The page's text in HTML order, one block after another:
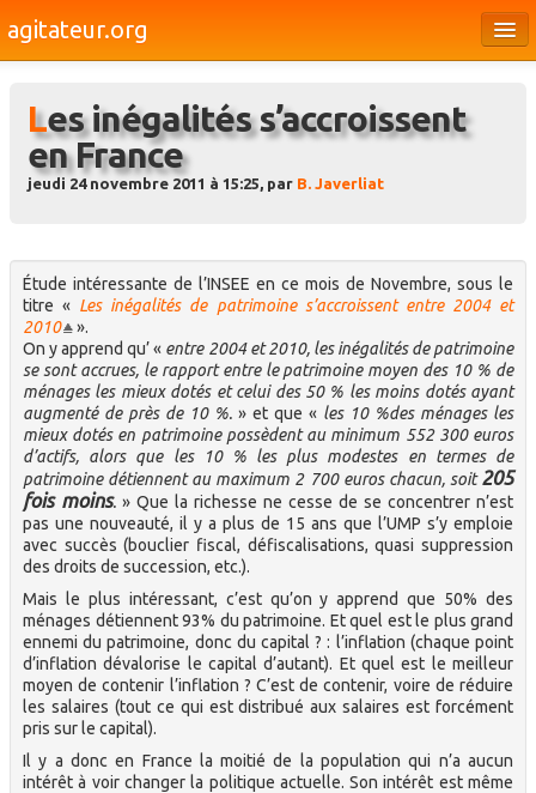
agitateur.org
Bourges & le Cher
Société
Médias
Dossiers
Brèves
Les inégalités s’accroissent
en France
jeudi 24 novembre 2011 à 15:25, par B. Javerliat
Étude intéressante de l’INSEE en ce mois de Novembre, sous le
titre « Les inégalités de patrimoine s’accroissent entre 2004 et
2010
».
On y apprend qu’ « entre 2004 et 2010, les inégalités de patrimoine
se sont accrues, le rapport entre le patrimoine moyen des 10 % de
ménages les mieux dotés et celui des 50 % les moins dotés ayant
augmenté de près de 10 %. » et que « les 10 %des ménages les
mieux dotés en patrimoine possèdent au minimum 552 300 euros
d’actifs, alors que les 10 % les plus modestes en termes de
patrimoine détiennent au maximum 2 700 euros chacun, soit205
fois moins. » Que la richesse ne cesse de se concentrer n’est
pas une nouveauté, il y a plus de 15 ans que l’UMP s’y emploie
avec succès (bouclier fiscal, défiscalisations, quasi suppression
des droits de succession, etc.).
Mais le plus intéressant, c’est qu’on y apprend que 50% des
ménages détiennent 93% du patrimoine. Et quel est le plus grand
ennemi du patrimoine, donc du capital ? : l’inflation (chaque point
d’inflation dévalorise le capital d’autant). Et quel est le meilleur
moyen de contenir l’inflation ? C’est de contenir, voire de réduire
les salaires (tout ce qui est distribué aux salaires est forcément
pris sur le capital).
Il y a donc en France la moitié de la population qui n’a aucun
intérêt à voir changer la politique actuelle. Son intérêt est même